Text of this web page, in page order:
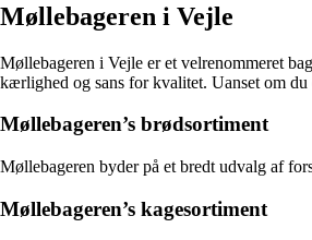
Møllebageren i Vejle
Møllebageren i Vejle er et velrenommeret
kærlighed og sans for kvalitet. Uanset om du
Møllebageren’s brødsortiment
Møllebageren byder på et bredt udvalg af
Møllebageren’s kagesortiment